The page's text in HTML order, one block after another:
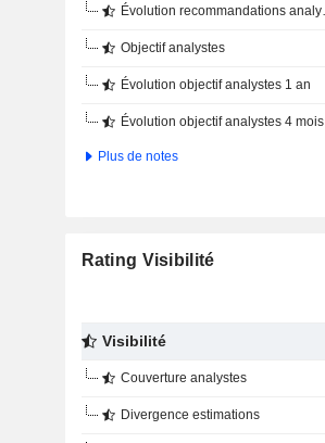
Évolution recommandations analystes 4 mois
Objectif analystes
Évolution objectif analystes 1 an
Évolution objectif analystes 4 mois
Plus de notes
Rating Visibilité
Visibilité
Couverture analystes
Divergence estimations